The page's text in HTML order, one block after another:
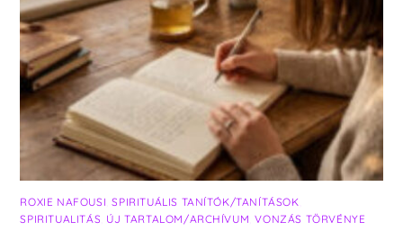
ROXIE NAFOUSI ,SPIRITUÁLIS TANÍTÓK/TANÍTÁSOK
SPIRITUALITÁS ÚJ TARTALOM/ARCHÍVUM ,VONZÁS TÖRVÉNYE